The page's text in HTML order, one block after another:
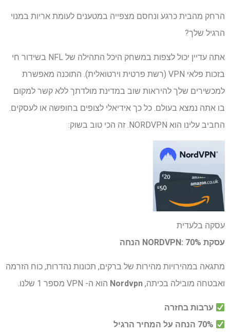
הרחק מהבית כרגע ונחסם מצפייה במטענים לעומת אריות במנוי
הרגיל שלך?
אתה עדיין יכול לצפות במשחק היכל התהילה של NFL בשידור חי
בזכות פלאי VPN (רשת פרטית וירטואלית). התוכנה מאפשרת
למכשירים שלך להיראות שוב במדינת מולדתך ללא קשר למקום
בו אתה נמצא בעולם. כל כך אידיאלי לצופים בחופשה או לעסקים.
החביב עלינו הוא NORDVPN. זה הכי טוב בשוק:
עסקה בלעדית
עסקת NORDVPN: 70% הנחה
מתגאה במהירויות מהירות של ברקים, תכונות נהדרות, כוח הזרמה
ואבטחה מובילה בכיתה, Nordvpn הוא ה- VPN מספר 1 שלנו.
ערבות בחזרה